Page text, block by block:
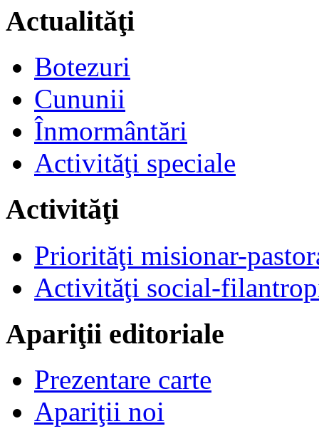
Actualităţi
Botezuri
Cununii
Înmormântări
Activităţi speciale
Activităţi
Priorităţi misionar-
Activităţi social-
Apariţii editoriale
Prezentare carte
Apariţii noi